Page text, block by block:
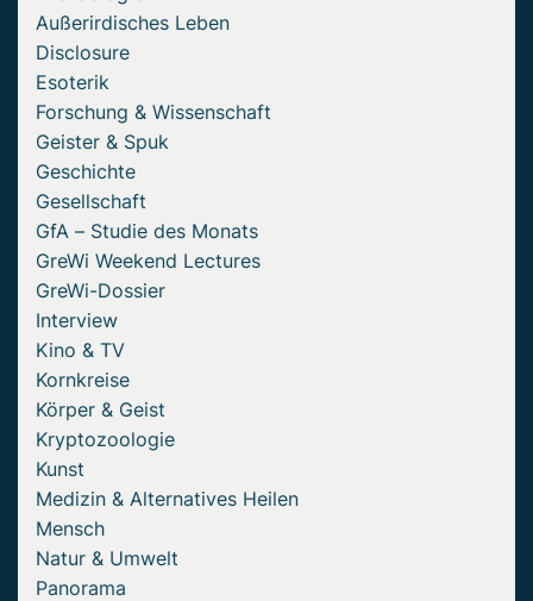
Außerirdisches Leben
Disclosure
Esoterik
Forschung & Wissenschaft
Geister & Spuk
Geschichte
Gesellschaft
GfA – Studie des Monats
GreWi Weekend Lectures
GreWi-Dossier
Interview
Kino & TV
Kornkreise
Körper & Geist
Kryptozoologie
Kunst
Medizin & Alternatives Heilen
Mensch
Natur & Umwelt
Panorama